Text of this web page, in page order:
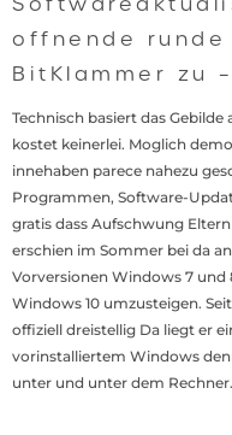
offnende runde
BitKlammer zu
Technisch basiert das Gebilde
kostet keinerlei. Moglich
innehaben parece nahezu
Programmen, Software-
gratis dass Aufschwung
erschien im Sommer bei da
Vorversionen Windows 7 und
Windows 10 umzusteigen.
offiziell dreistellig Da liegt er
vorinstalliertem Windows
unter und unter dem Rechner.